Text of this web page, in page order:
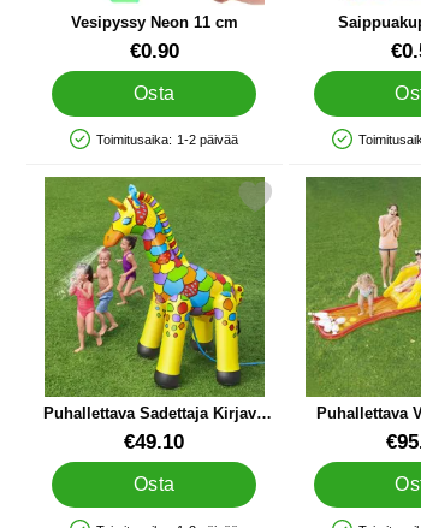
Vesipyssy Neon 11 cm
Tuote.nro 91583€0.90
Osta
Saatavuus: Varastossa
Toimitusaika: 1-2 päivää
Tuote.nro 12437
Saatavuus:
Puhallettava Sadettaja Kirjava
Kirahvi
Tuote.nro 36031€49.10
Osta
Merkitse puhallettava Sadettaja Kirjava Kirahvi
Puhallettava
Tuote.nro 36038
Merkitse